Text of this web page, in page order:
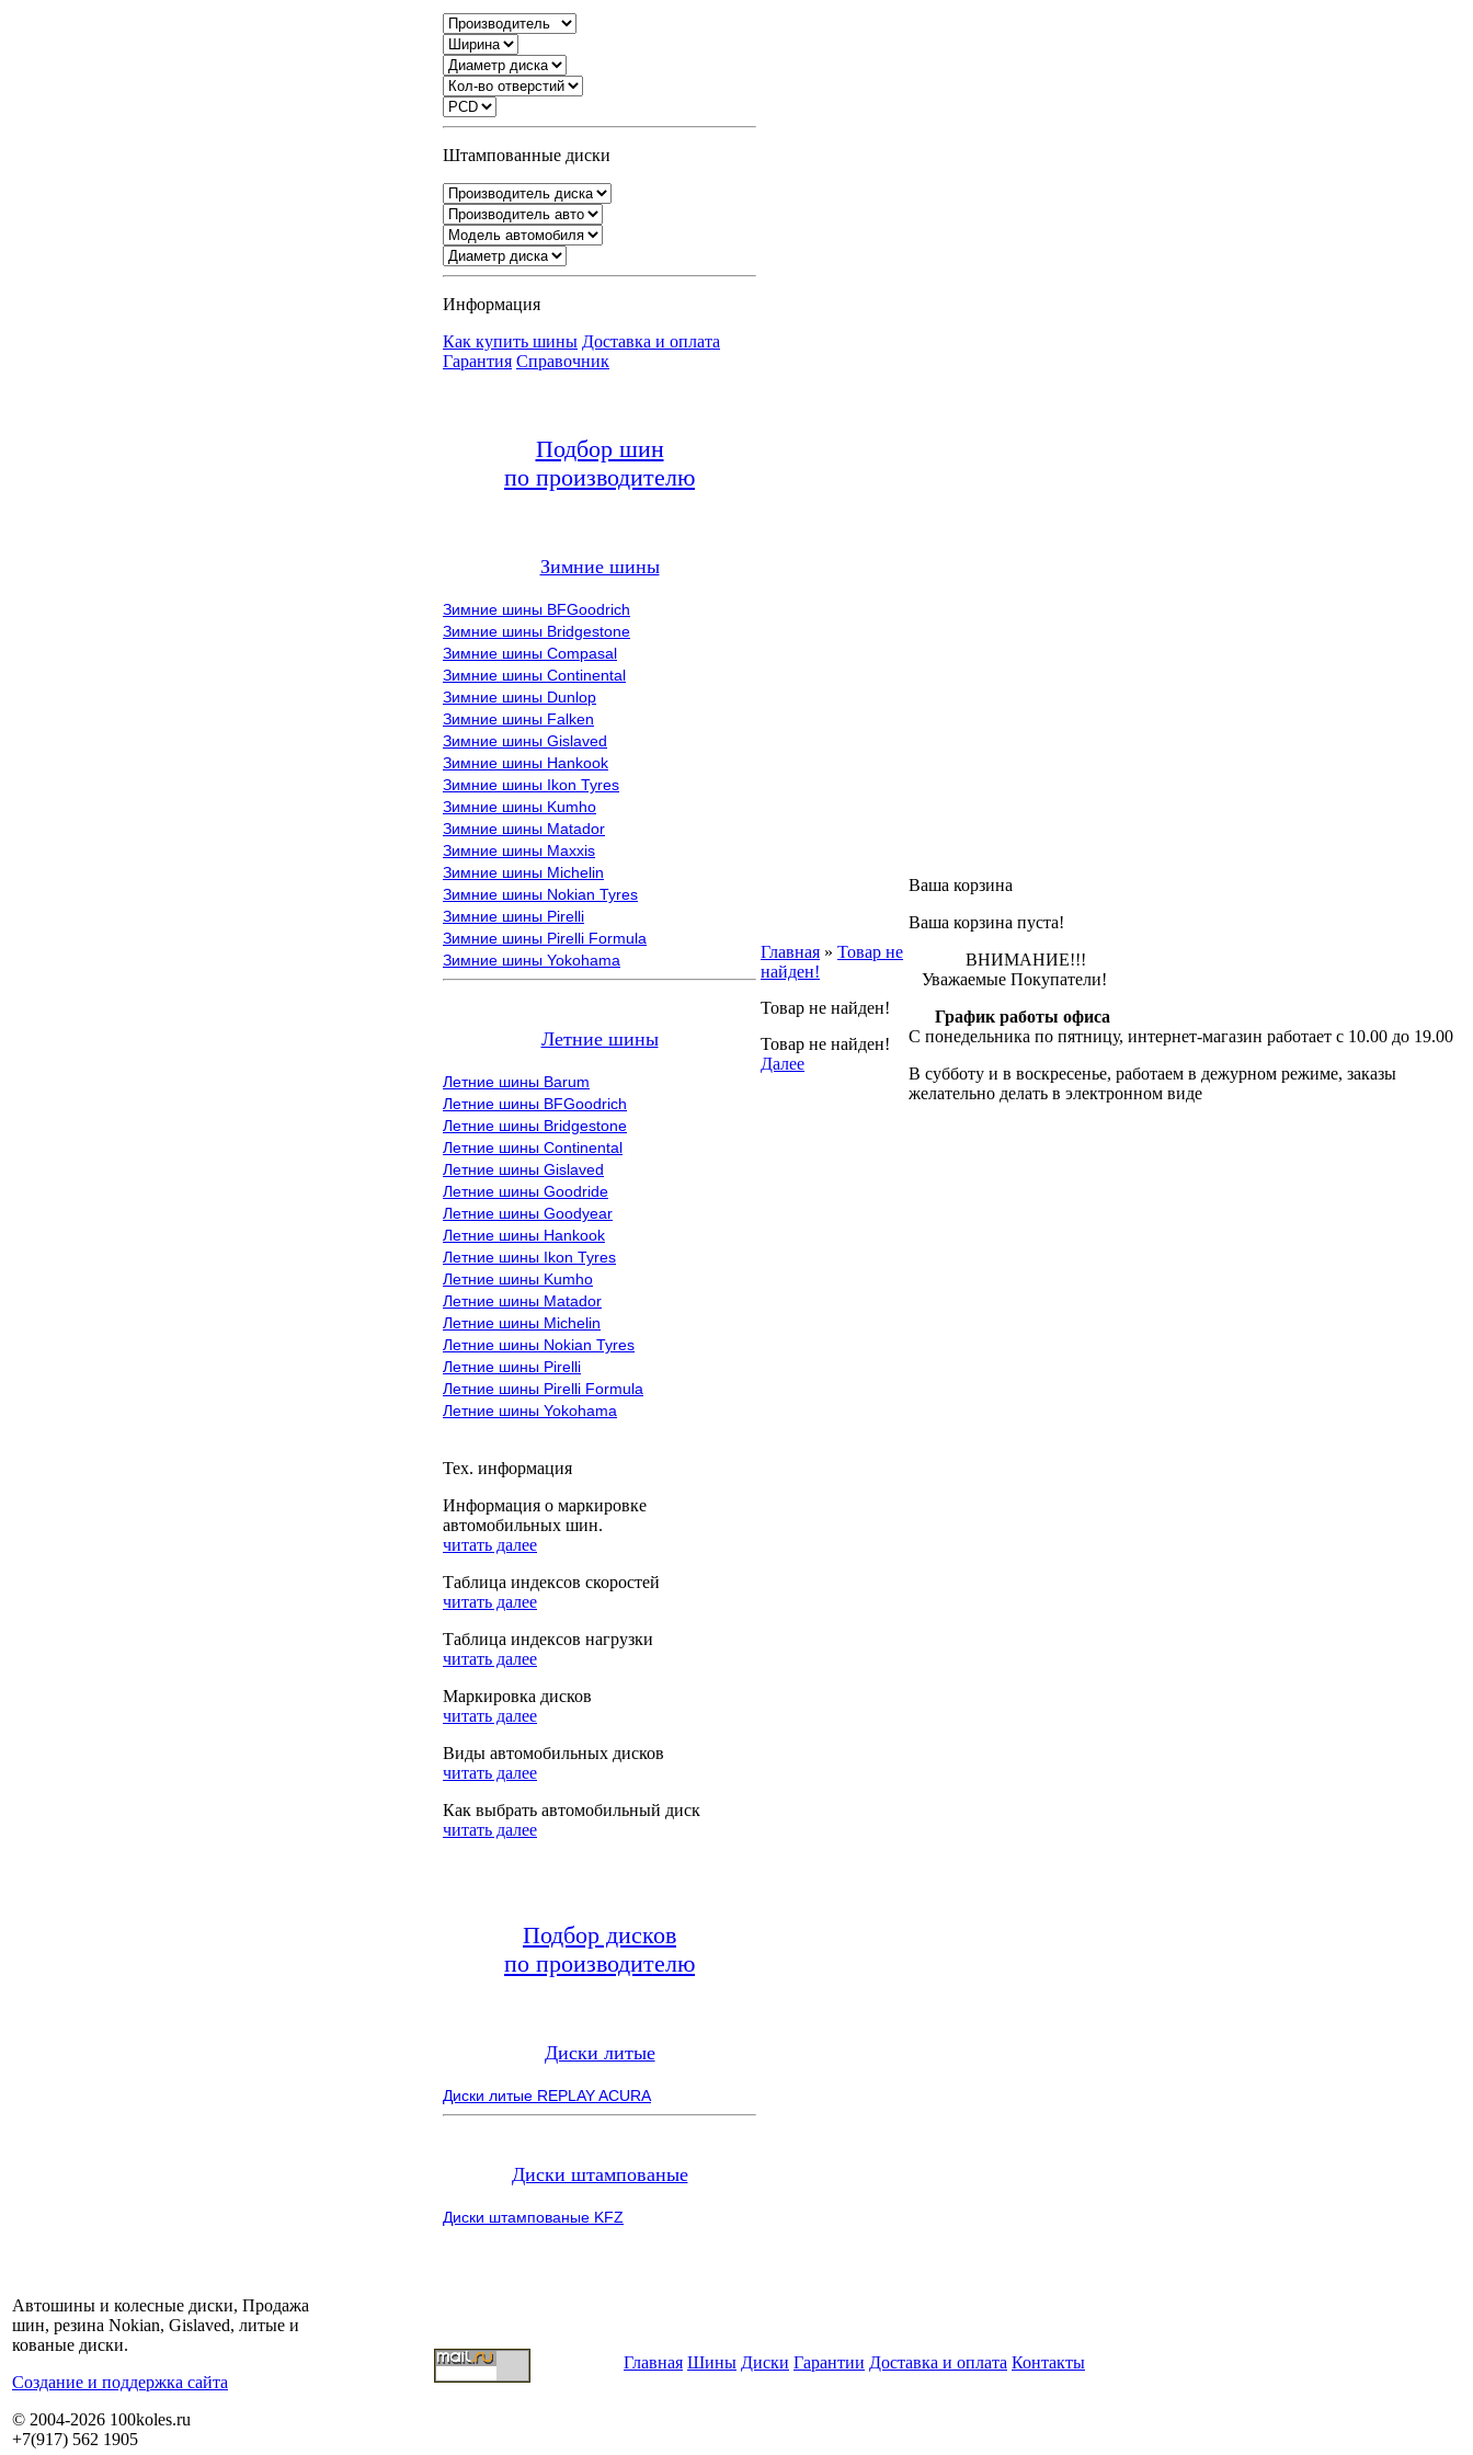
Штампованные диски
Информация
Как купить шины Доставка и оплата
Гарантия Справочник
Подбор шин
по производителю
Зимние шины
Зимние шины BFGoodrich
Зимние шины Bridgestone
Зимние шины Compasal
Зимние шины Continental
Зимние шины Dunlop
Зимние шины Falken
Зимние шины Gislaved
Зимние шины Hankook
Зимние шины Ikon Tyres
Зимние шины Kumho
Зимние шины Matador
Зимние шины Maxxis
Зимние шины Michelin
Зимние шины Nokian Tyres
Зимние шины Pirelli
Зимние шины Pirelli Formula
Зимние шины Yokohama
Летние шины
Летние шины Barum
Летние шины BFGoodrich
Летние шины Bridgestone
Летние шины Continental
Летние шины Gislaved
Летние шины Goodride
Летние шины Goodyear
Летние шины Hankook
Летние шины Ikon Tyres
Летние шины Kumho
Летние шины Matador
Летние шины Michelin
Летние шины Nokian Tyres
Летние шины Pirelli
Летние шины Pirelli Formula
Летние шины Yokohama
Тех. информация
Информация о маркировке
автомобильных шин.
читать далее
Таблица индексов скоростей
читать далее
Таблица индексов нагрузки
читать далее
Маркировка дисков
читать далее
Виды автомобильных дисков
читать далее
Как выбрать автомобильный диск
читать далее
Подбор дисков
по производителю
Диски литые
Диски литые REPLAY ACURA
Диски штампованые
Диски штампованые KFZ
Главная » Товар не
найден!
Товар не найден!
Товар не найден!
Далее
Ваша корзина
Ваша корзина пуста!
ВНИМАНИЕ!!!
Уважаемые Покупатели!
График работы офиса
С понедельника по пятницу, интернет-магазин работает с 10.00 до 19.00
В субботу и в воскресенье, работаем в дежурном режиме, заказы
желательно делать в электронном виде
Автошины и колесные диски, Продажа
шин, резина Nokian, Gislaved, литые и
кованые диски.
Cоздание и поддержка сайта
© 2004-2026 100koles.ru
+7(917) 562 1905
Главная Шины Диски Гарантии Доставка и оплата Контакты